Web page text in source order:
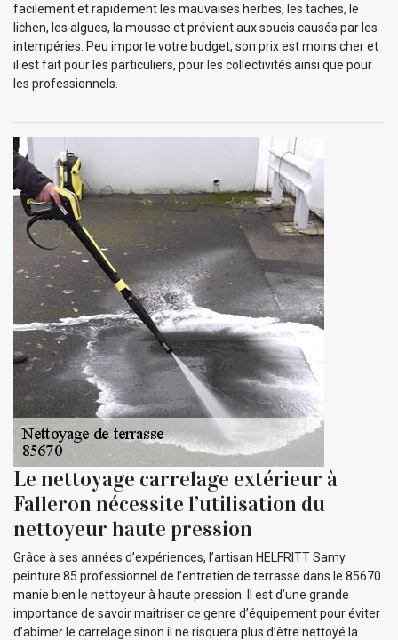
facilement et rapidement les mauvaises herbes, les taches, le
lichen, les algues, la mousse et prévient aux soucis causés par les
intempéries. Peu importe votre budget, son prix est moins cher et
il est fait pour les particuliers, pour les collectivités ainsi que pour
les professionnels.
Le nettoyage carrelage extérieur à
Falleron nécessite l’utilisation du
nettoyeur haute pression
Grâce à ses années d’expériences, l’artisan HELFRITT Samy
peinture 85 professionnel de l’entretien de terrasse dans le 85670
manie bien le nettoyeur à haute pression. Il est d’une grande
importance de savoir maitriser ce genre d’équipement pour éviter
d’abîmer le carrelage sinon il ne risquera plus d’être nettoyé la